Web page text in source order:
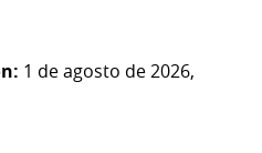
1 de agosto de 2026,